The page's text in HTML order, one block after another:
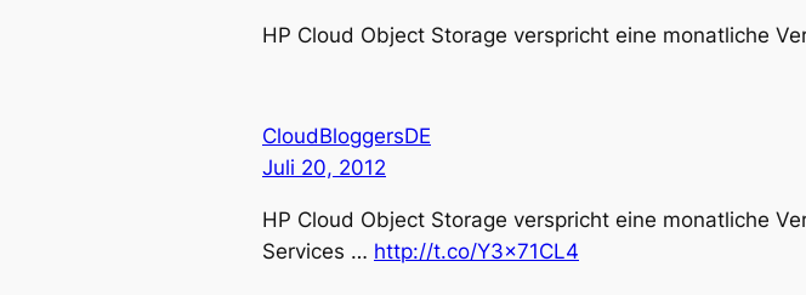
HP Cloud Object Storage verspricht eine monatliche
CloudBloggersDE
Juli 20, 2012
HP Cloud Object Storage verspricht eine monatliche
Services … http://t.co/Y3x71CL4